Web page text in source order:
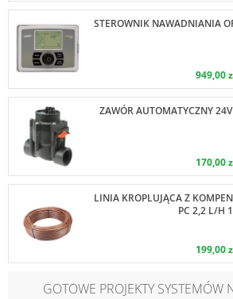
STEROWNIK NAWADNIANIA
949,00
ZAWÓR AUTOMATYCZNY
170,00
LINIA KROPLUJĄCA Z
PC 2,2 L/H
199,00
GOTOWE PROJEKTY